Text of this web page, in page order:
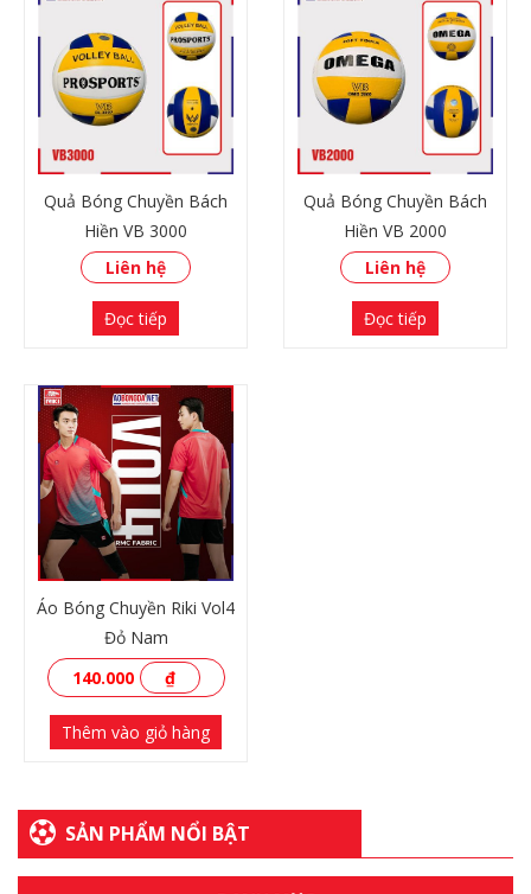
XEM THÊM
Quả Bóng Chuyền Bách
Hiền VB 3000
Liên hệ
Đọc tiếp
Quả Bóng Chuyền Bách
Hiền VB 2000
Liên hệ
Đọc tiếp
Áo Bóng Chuyền Riki Vol4
Đỏ Nam
140.000
₫
Thêm vào giỏ hàng
SẢN PHẨM NỔI BẬT